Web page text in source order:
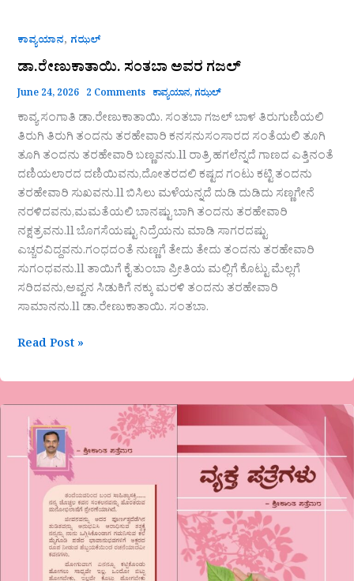
ಕಾವ್ಯಯಾನ, ಗಝಲ್
ಡಾ.ರೇಣುಕಾತಾಯಿ. ಸಂತಬಾ ಅವರ ಗಜಲ್
June 24, 2026 2 Comments ಕಾವ್ಯಯಾನ, ಗಝಲ್
ಕಾವ್ಯ ಸಂಗಾತಿ ಡಾ.ರೇಣುಕಾತಾಯಿ. ಸಂತಬಾ ಗಜಲ್ ಬಾಳ ತಿರುಗುಣಿಯಲಿ
ತಿರುಗಿ ತಿರುಗಿ ತಂದನು ತರಹೇವಾರಿ ಕನಸನುಸಂಸಾರದ ಸಂತೆಯಲಿ ತೂಗಿ
ತೂಗಿ ತಂದನು ತರಹೇವಾರಿ ಬಣ್ಣವನು.ll ರಾತ್ರಿ ಹಗಲೆನ್ನದೆ ಗಾಣದ ಎತ್ತಿನಂತೆ
ದಣಿಯಲಾರದ ದಣಿಯಿವನು,ದೋತರದಲಿ ಕಷ್ಟದ ಗಂಟು ಕಟ್ಟಿ ತಂದನು
ತರಹೇವಾರಿ ಸುಖವನು.ll ಬಿಸಿಲು ಮಳೆಯನ್ನದೆ ದುಡಿ ದುಡಿದು ಸಣ್ಣಗೇನೆ
ನರಳಿದವನು,ಮಮತೆಯಲಿ ಬಾನಷ್ಟು ಬಾಗಿ ತಂದನು ತರಹೇವಾರಿ
ನಕ್ಷತ್ರವನು.ll ಬೊಗಸೆಯಷ್ಟು ನಿದ್ರೆಯನು ಮಾಡಿ ಸಾಗರದಷ್ಟು
ಎಚ್ಚರವಿದ್ದವನು.ಗಂಧದಂತೆ ನುಣ್ಣಗೆ ತೇದು ತೇದು ತಂದನು ತರಹೇವಾರಿ
ಸುಗಂಧವನು.ll ತಾಯಿಗೆ ಕೈ ತುಂಬಾ ಪ್ರೀತಿಯ ಮಲ್ಲಿಗೆ ಕೊಟ್ಟು ಮೆಲ್ಲಗೆ
ಸರಿದವನು,ಅವ್ವನ ಸಿಡುಕಿಗೆ ನಕ್ಕು ಮರಳಿ ತಂದನು ತರಹೇವಾರಿ
ಸಾಮಾನನು.ll ಡಾ.ರೇಣುಕಾತಾಯಿ. ಸಂತಬಾ.
Read Post »
ಶ್ರೀಕಾಂತ್‌
ಪತ್ರೆಮರ
ಅವರ
ಕೃತಿ
“ವ್ಯಕ್ತಪತ್ರೆಗಳು”
ಅವಲೋಕನ
ಅಭಿಜ್ಞಾ